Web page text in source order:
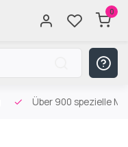
0
Über 900 spezielle